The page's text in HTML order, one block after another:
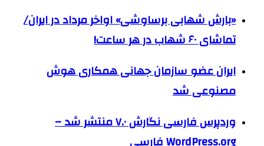
«بارش شهابی برساوشی» اواخر مرداد در ایران/
تماشای ۶۰ شهاب در هر ساعت!
ایران عضو سازمان جهانی همکاری هوش
مصنوعی شد
وردپرس فارسی نگارش ۷.۰ منتشر شد –
WordPress.org فارسی